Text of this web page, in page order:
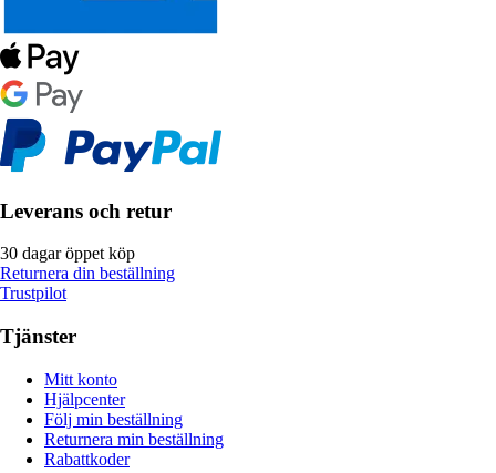
Leverans och retur
30 dagar öppet köp
Returnera din beställning
Trustpilot
Tjänster
Mitt konto
Hjälpcenter
Följ min beställning
Returnera min beställning
Rabattkoder